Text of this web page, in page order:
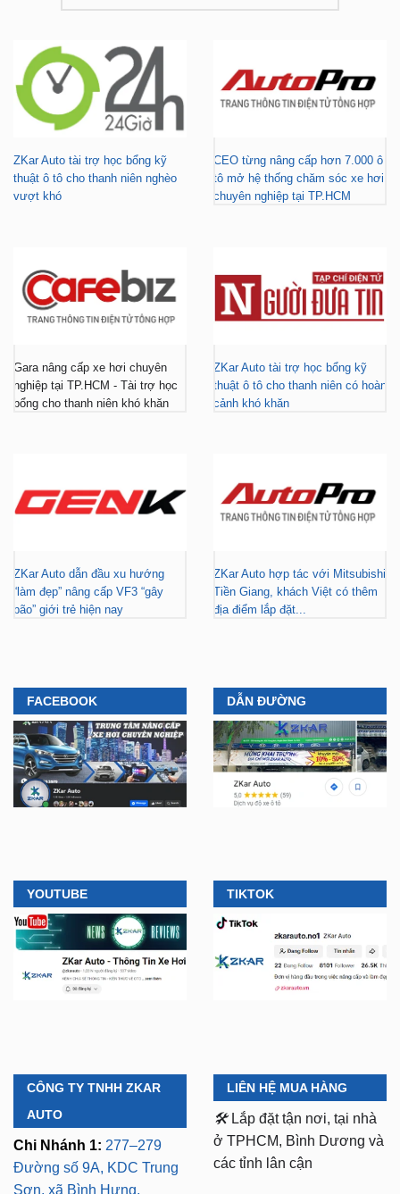
ZKar Auto tài trợ học bổng kỹ
thuật ô tô cho thanh niên nghèo
vượt khó
CEO từng nâng cấp hơn 7.000 ô
tô mở hệ thống chăm sóc xe hơi
chuyên nghiệp tại TP.HCM
Gara nâng cấp xe hơi chuyên
nghiệp tại TP.HCM - Tài trợ học
bổng cho thanh niên khó khăn
ZKar Auto tài trợ học bổng kỹ
thuật ô tô cho thanh niên có hoàn
cảnh khó khăn
ZKar Auto dẫn đầu xu hướng
“làm đẹp” nâng cấp VF3 “gây
bão” giới trẻ hiện nay
ZKar Auto hợp tác với Mitsubishi
Tiền Giang, khách Việt có thêm
địa điểm lắp đặt...
FACEBOOK DẪN ĐƯỜNG
YOUTUBE TIKTOK
CÔNG TY TNHH ZKAR
AUTO
Chi Nhánh 1: 277–279
Đường số 9A, KDC Trung
Sơn, xã Bình Hưng,
LIÊN HỆ MUA HÀNG
🛠️ Lắp đặt tận nơi, tại nhà
ở TPHCM, Bình Dương và
các tỉnh lân cận